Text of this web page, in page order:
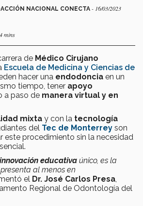
NACIONAL CONECTA - 16/03/2023
mins
de Médico Cirujano
Escuela de Medicina y Ciencias de
hacer una endodoncia en un
tiempo, tener apoyo
a paso de manera virtual y en
mixta y con la tecnología
del Tec de Monterrey son
este procedimiento sin la necesidad
innovación educativa único, es la
al menos en
el Dr. José Carlos Presa
Regional de Odontología del